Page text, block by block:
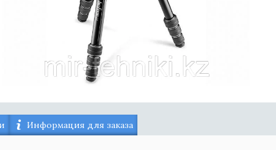
Информация для заказа